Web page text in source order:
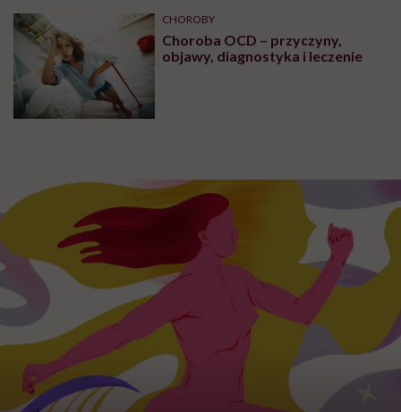
CHOROBY
Choroba OCD – przyczyny,
objawy, diagnostyka i leczenie